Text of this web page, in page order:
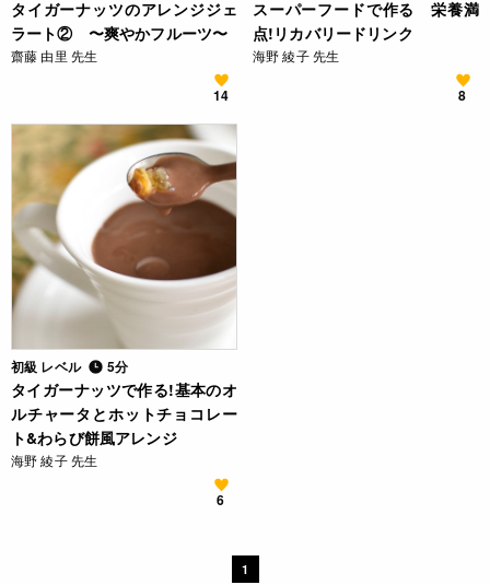
タイガーナッツのアレンジジェ
ラート② 〜爽やかフルーツ〜
齋藤 由里 先生
14
スーパーフードで作る 栄養満
点!リカバリードリンク
海野 綾子 先生
8
初級 レベル 5分
タイガーナッツで作る!基本のオ
ルチャータとホットチョコレー
ト&わらび餅風アレンジ
海野 綾子 先生
6
1